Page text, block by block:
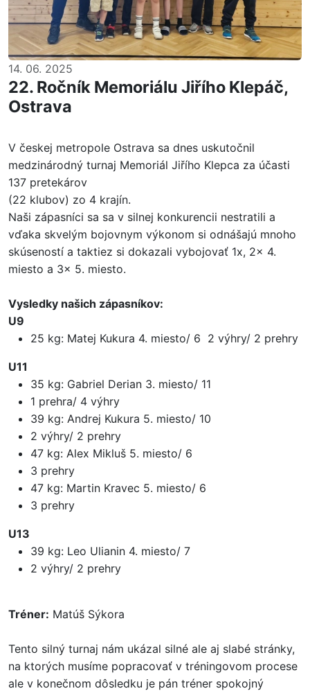
14. 06. 2025
22. Ročník Memoriálu Jiřího Klepáč,
Ostrava
V českej metropole Ostrava sa dnes uskutočnil
medzinárodný turnaj Memoriál Jiřího Klepca za účasti
137 pretekárov
(22 klubov) zo 4 krajín.
Naši zápasníci sa sa v silnej konkurencii nestratili a
vďaka skvelým bojovnym výkonom si odnášajú mnoho
skúseností a taktiez si dokazali vybojovať 1x, 2x 4.
miesto a 3x 5. miesto.
Vysledky našich zápasníkov:
U9
25 kg: Matej Kukura 4. miesto/ 6 2 výhry/ 2 prehry
U11
35 kg: Gabriel Derian 3. miesto/ 11
1 prehra/ 4 výhry
39 kg: Andrej Kukura 5. miesto/ 10
2 výhry/ 2 prehry
47 kg: Alex Mikluš 5. miesto/ 6
3 prehry
47 kg: Martin Kravec 5. miesto/ 6
3 prehry
U13
39 kg: Leo Ulianin 4. miesto/ 7
2 výhry/ 2 prehry
Tréner: Matúš Sýkora
Tento silný turnaj nám ukázal silné ale aj slabé stránky,
na ktorých musíme popracovať v tréningovom procese
ale v konečnom dôsledku je pán tréner spokojný